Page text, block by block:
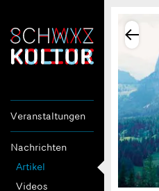
Veranstaltungen
Nachrichten
Artikel
Videos